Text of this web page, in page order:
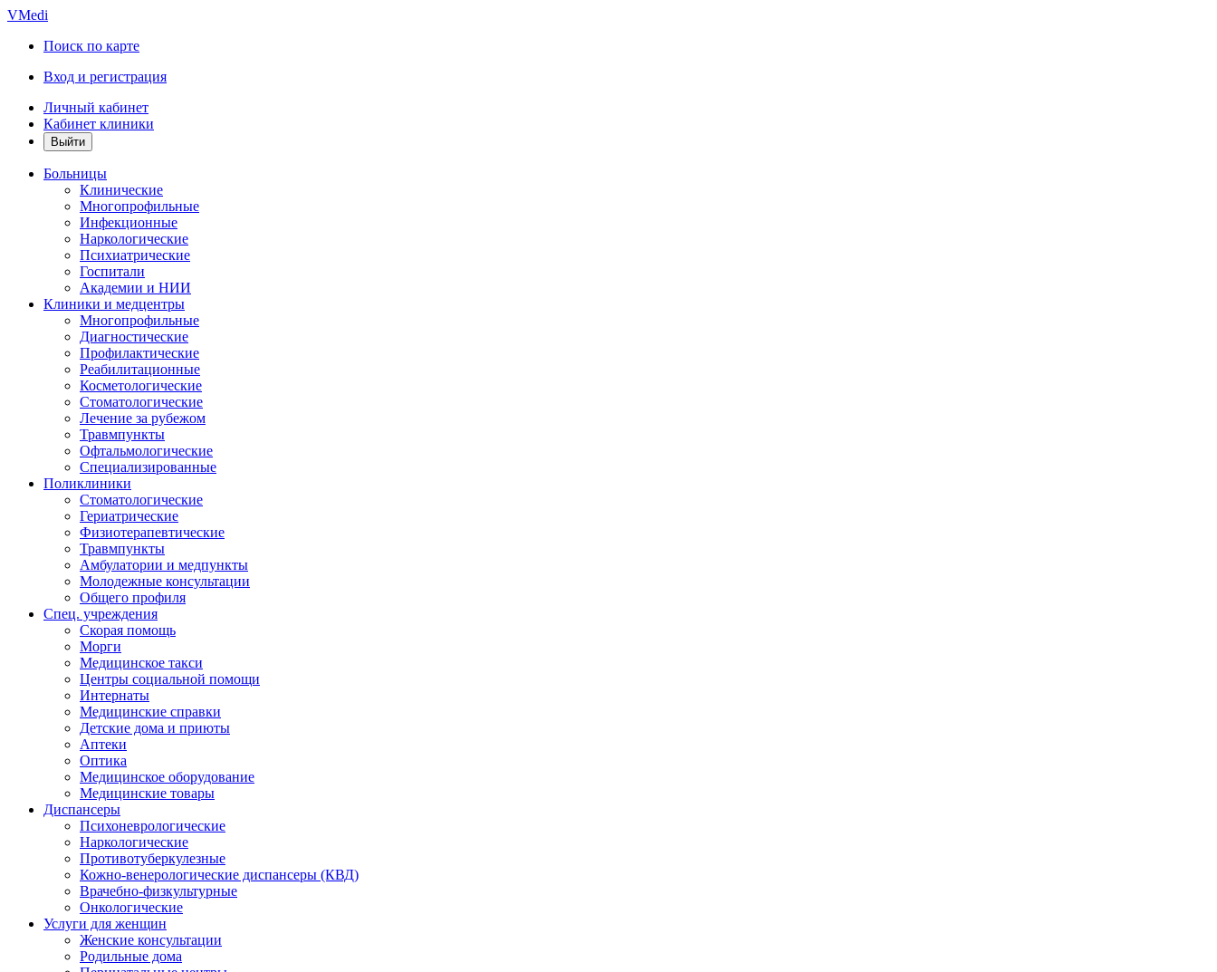
VMedi
Поиск по карте
Вход и регистрация
Личный кабинет
Кабинет клиники
Больницы
Клинические
Многопрофильные
Инфекционные
Наркологические
Психиатрические
Госпитали
Академии и НИИ
Клиники и медцентры
Многопрофильные
Диагностические
Профилактические
Реабилитационные
Косметологические
Стоматологические
Лечение за рубежом
Травмпункты
Офтальмологические
Специализированные
Поликлиники
Стоматологические
Гериатрические
Физиотерапевтические
Травмпункты
Амбулатории и медпункты
Молодежные консультации
Общего профиля
Спец. учреждения
Скорая помощь
Морги
Медицинское такси
Центры социальной помощи
Интернаты
Медицинские справки
Детские дома и приюты
Аптеки
Оптика
Медицинское оборудование
Медицинские товары
Диспансеры
Психоневрологические
Наркологические
Противотуберкулезные
Кожно-венерологические диспансеры (КВД)
Врачебно-физкультурные
Онкологические
Услуги для женщин
Женские консультации
Родильные дома